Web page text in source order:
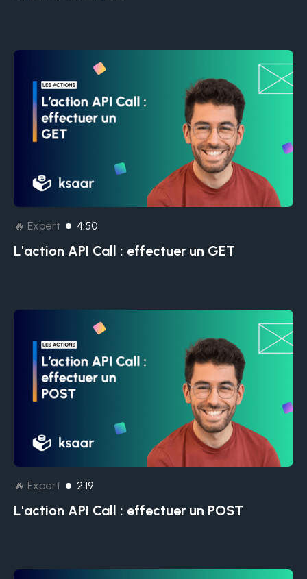
🔥 Expert 4:50
L'action API Call : effectuer un GET
🔥 Expert 2:19
L'action API Call : effectuer un POST